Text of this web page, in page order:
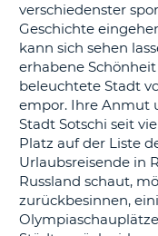
verschiedenster
Geschichte
kann sich sehen
erhabene
beleuchtete Stadt
empor. Ihre Anmut
Stadt Sotschi seit
Platz auf der Liste
Urlaubsreisende in
Russland schaut,
zurückbesinnen,